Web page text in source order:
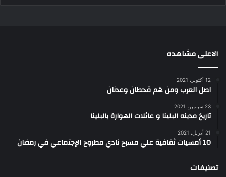
الاعلى مشاهده
12 أكتوبر، 2021
اصل العرب ومن هم قحطان وعدنان
23 سبتمبر، 2021
تاريخ مدينه البلينا و عائلات الهوارة بالبلينا
21 أبريل، 2021
10 أمسيات ثقافية علي مسرح نادي مطروح الإجتماعي في رمضان
تصنيفات